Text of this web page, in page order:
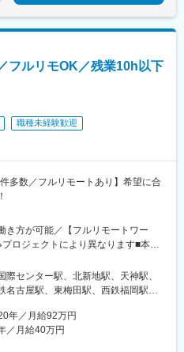
フルリモOK／残業10h以下
職種未経験歓迎
多数／フルリモートあり】希望に合
き方が可能／【フルリモートワー
ロジェクトにより異なります■本
ー6 KAGURAZAKA VIGAS 5F┗「江
楽坂駅」から徒歩8分■北海道支
西五丁目31-1 RMBld. アクセス：
アクセス：「国際センター駅」から
歩7分■大阪支店：大阪府大阪市北
センター駅、北新地駅、天神駅、
名古屋駅、東梅田駅、西鉄福岡駅、
年／月給92万円
／月給40万円